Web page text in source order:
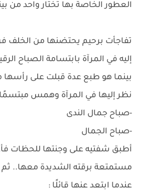
العطور الخاصة بها تختار واحد من
تفاجأت برحيم يحتضنها من الخلف
إليه في المرآة بابتسامة الصباح
بينما هو طبع عدة قبلت على
نظر إليها في المرآة وهمس
-صباح جمال الندى
-صباح الجمال
أطبق شفتيه على وجنتها للحظات
مستمتعة برقته الشديدة معها.. ثم
عندما ابتعد عنها قائلًا :